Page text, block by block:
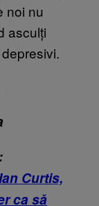
noi nu
asculți
Curtis,
ca să